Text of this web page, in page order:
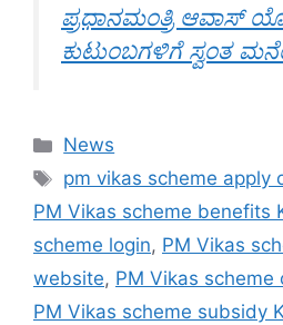
ಪ್ರಧಾನಮಂತ್ರಿ ಆವಾಸ್
ಕುಟುಂಬಗಳಿಗೆ ಸ್ವಂತ
Categories
News
Tags
pm vikas scheme apply
PM Vikas scheme benefits
scheme login, PM Vikas
website, PM Vikas
PM Vikas scheme subsidy